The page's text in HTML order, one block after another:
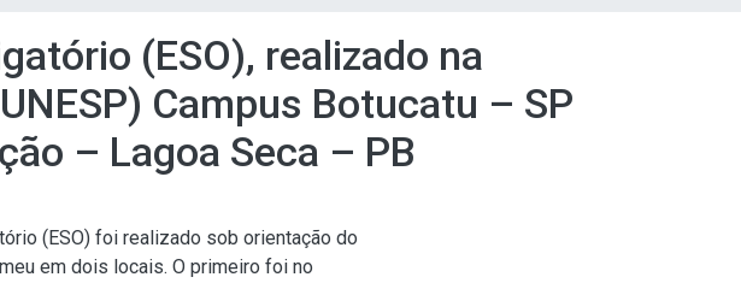
(ESO), realizado na
Campus Botucatu – SP
– Lagoa Seca – PB
(ESO) foi realizado sob orientação do
em dois locais. O primeiro foi no